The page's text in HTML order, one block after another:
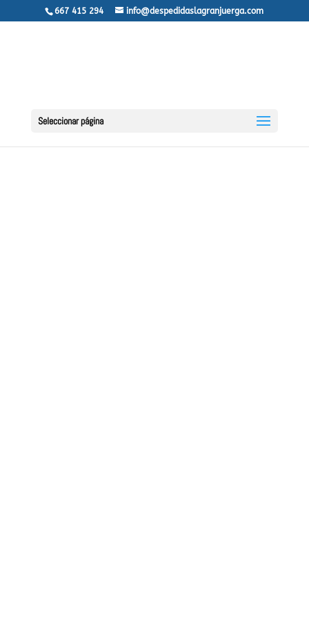
667 415 294 info@despedidaslagranjuerga.com
Seleccionar página